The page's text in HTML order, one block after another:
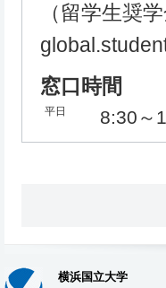
（留学生奨
窓口時間
平日 8:30～
横浜国立大学